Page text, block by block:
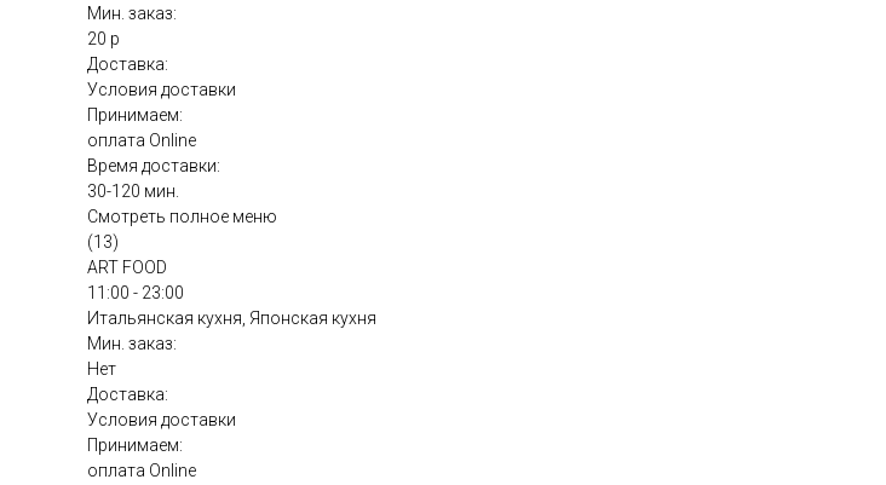
Мин. заказ:
20 р
Доставка:
Условия доставки
Принимаем:
оплата Online
Время доставки:
30-120 мин.
Смотреть полное меню
(13)
ART FOOD
11:00 - 23:00
Итальянская кухня, Японская кухня
Мин. заказ:
Нет
Доставка:
Условия доставки
Принимаем:
оплата Online